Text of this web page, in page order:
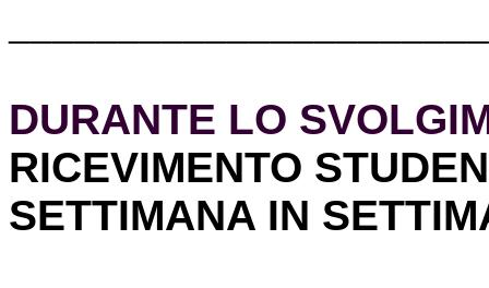
DURANTE LO
RICEVIMENTO
SETTIMANA IN